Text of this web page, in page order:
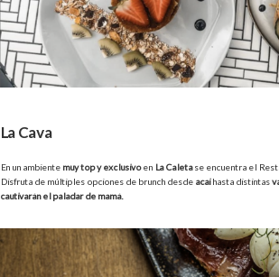
La Cava
En un ambiente muy top y exclusivoen La Caletase encuentra el
Disfruta de múltiples opciones de brunch desde acaihasta distintas
cautivarán el paladar de mamá.